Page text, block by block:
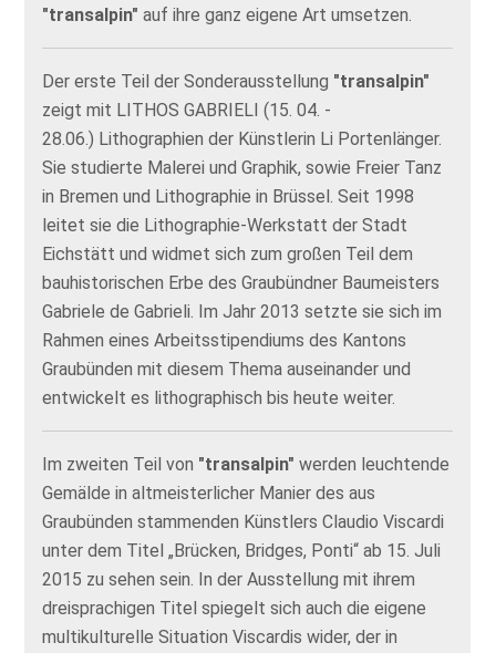
"transalpin" auf ihre ganz eigene Art umsetzen.
Der erste Teil der Sonderausstellung "transalpin"
zeigt mit LITHOS GABRIELI (15. 04. -
28.06.) Lithographien der Künstlerin Li Portenlänger.
Sie studierte Malerei und Graphik, sowie Freier Tanz
in Bremen und Lithographie in Brüssel. Seit 1998
leitet sie die Lithographie-Werkstatt der Stadt
Eichstätt und widmet sich zum großen Teil dem
bauhistorischen Erbe des Graubündner Baumeisters
Gabriele de Gabrieli. Im Jahr 2013 setzte sie sich im
Rahmen eines Arbeitsstipendiums des Kantons
Graubünden mit diesem Thema auseinander und
entwickelt es lithographisch bis heute weiter.
Im zweiten Teil von "transalpin" werden leuchtende
Gemälde in altmeisterlicher Manier des aus
Graubünden stammenden Künstlers Claudio Viscardi
unter dem Titel „Brücken, Bridges, Ponti“ ab 15. Juli
2015 zu sehen sein. In der Ausstellung mit ihrem
dreisprachigen Titel spiegelt sich auch die eigene
multikulturelle Situation Viscardis wider, der in